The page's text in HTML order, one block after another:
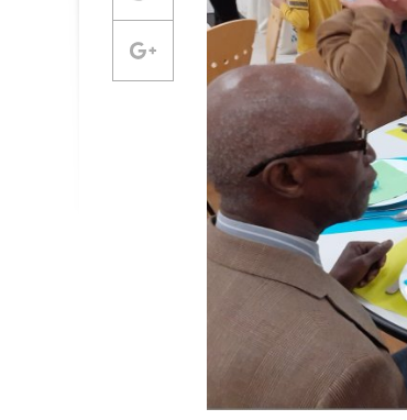
Partager sur Google +